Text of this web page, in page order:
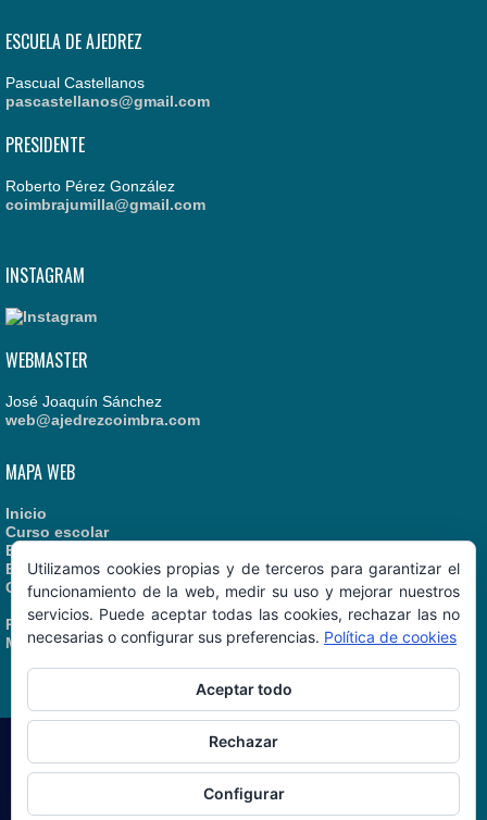
ESCUELA DE AJEDREZ
Pascual Castellanos
pascastellanos@gmail.com
PRESIDENTE
Roberto Pérez González
coimbrajumilla@gmail.com
INSTAGRAM
WEBMASTER
José Joaquín Sánchez
web@ajedrezcoimbra.com
MAPA WEB
Inicio
Curso escolar
Estatutos
Enlaces recomendados
Contacto
Política de Cookies
Manual de Identidad
AjedrezCoimbra.com
© 06/08/2026
Utilizamos cookies propias y de terceros para garantizar el
funcionamiento de la web, medir su uso y mejorar nuestros
servicios. Puede aceptar todas las cookies, rechazar las no
necesarias o configurar sus preferencias. Política de cookies
Aceptar todo
Rechazar
Configurar